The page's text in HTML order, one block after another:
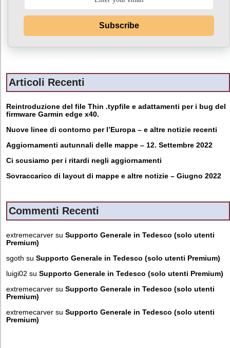
Subscribe
Articoli Recenti
Reintroduzione del file Thin .typfile e adattamenti per i bug del
firmware Garmin edge x40.
Nuove linee di contorno per l’Europa – e altre notizie recenti
Aggiornamenti autunnali delle mappe – 12. Settembre 2022
Ci scusiamo per i ritardi negli aggiornamenti
Sovraccarico di layout di mappe e altre notizie – Giugno 2022
Commenti Recenti
extremecarver su Supporto Generale in Tedesco (solo utenti
Premium)
sgoth su Supporto Generale in Tedesco (solo utenti Premium)
luigi02 su Supporto Generale in Tedesco (solo utenti Premium)
extremecarver su Supporto Generale in Tedesco (solo utenti
Premium)
extremecarver su Supporto Generale in Tedesco (solo utenti
Premium)